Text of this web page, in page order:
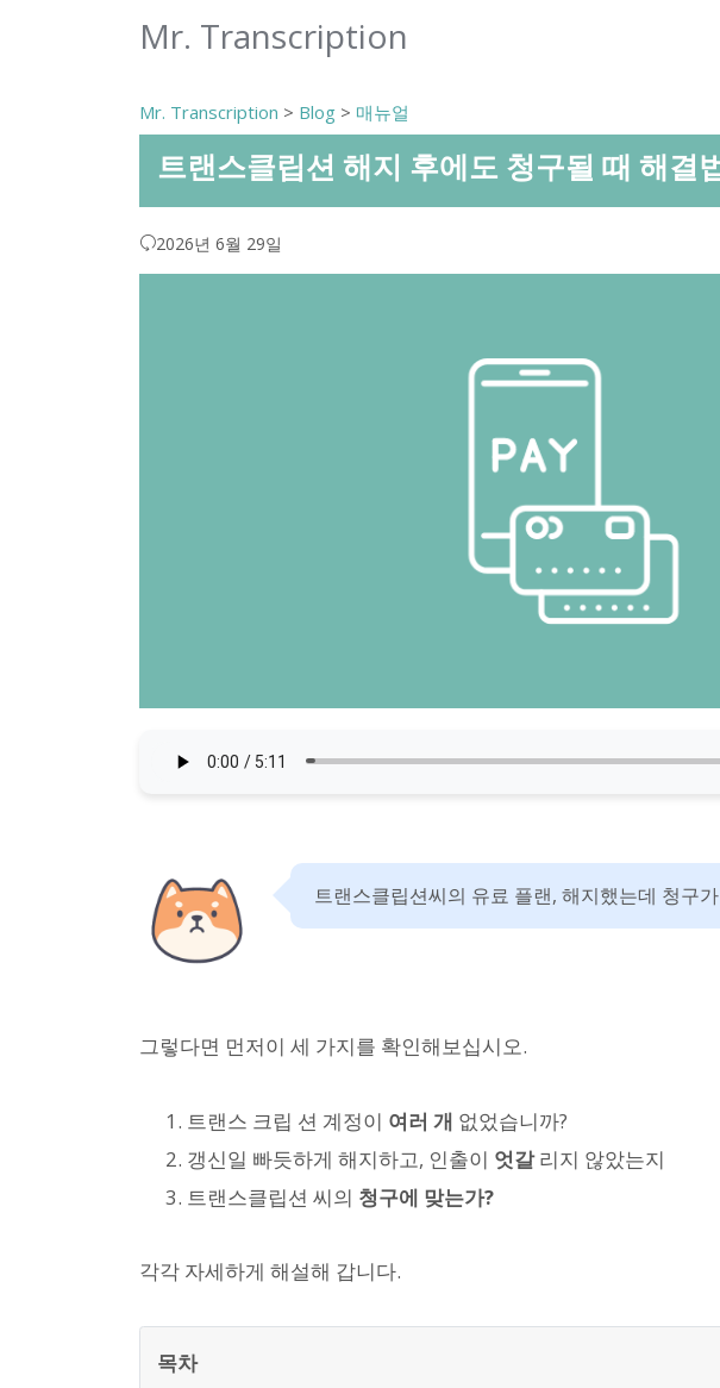
Mr. Transcription
Mr. Transcription > Blog > 매뉴얼
트랜스클립션 해지 후에도 청구될 때 해결
2026년 6월 29일
트랜스클립션씨의 유료 플랜, 해지했는데 청구
그렇다면 먼저이 세 가지를 확인해보십시오.
트랜스 크립 션 계정이 여러 개 없었습니까?
갱신일 빠듯하게 해지하고, 인출이 엇갈리지 않았는지
트랜스클립션 씨의 청구에 맞는가?
각각 자세하게 해설해 갑니다.
목차